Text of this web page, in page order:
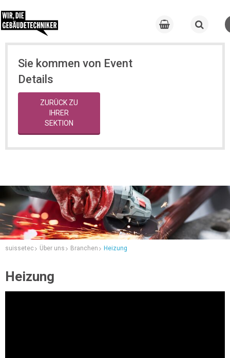
Sie kommen von Event
Details
ZURÜCK ZU
IHRER
SEKTION
suissetec Über uns Branchen Heizung
Heizung